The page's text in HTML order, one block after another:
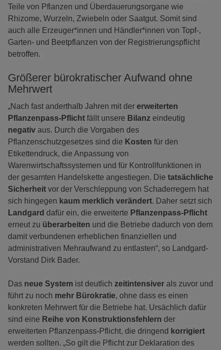
Teile von Pflanzen und Überdauerungsorgane wie
Rhizome, Wurzeln, Zwiebeln oder Saatgut. Somit sind
auch alle Erzeuger*innen und Händler*innen von Topf-,
Garten- und Beetpflanzen von der Registrierungspflicht
betroffen.
Größerer bürokratischer Aufwand ohne
Mehrwert
„Nach fast anderthalb Jahren mit der erweiterten
Pflanzenpass-Pflicht fällt unsere Bilanz eindeutig
negativ aus. Durch die Vorgaben des
Pflanzenschutzgesetzes sind die Kosten für den
Etikettendruck, die Anpassung von
Warenwirtschaftssystemen und für Kontrollfunktionen in
der gesamten Handelskette angestiegen. Die tatsächliche
Sicherheit vor der Verschleppung von Schaderregern hat
sich hingegen kaum merklich verändert. Daher setzt sich
Landgard dafür ein, die erweiterte Pflanzenpass-Pflicht
erneut zu überarbeiten und die Betriebe dadurch von dem
damit verbundenen erheblichen finanziellen und
administrativen Mehraufwand zu entlasten“, so Landgard-
Vorstand Dirk Bader.
Das neue System ist deutlich zeitintensiver als zuvor und
führt zu noch mehr Bürokratie, ohne dass es einen
konkreten Mehrwert für die Betriebe hat. Ursächlich dafür
sind eine Reihe von Konstruktionsfehlern der
erweiterten Pflanzenpass-Pflicht, die dringend korrigiert
werden sollten. „So gilt die Pflicht zur Deklaration des